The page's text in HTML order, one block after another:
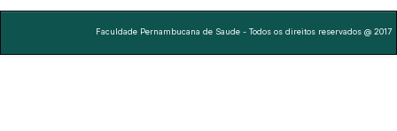
Faculdade Pernambucana de Saude - Todos os direitos reservados @ 2017